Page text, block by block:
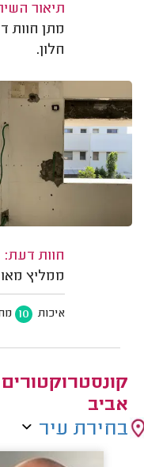
תיאור
מתן חוות
חלון.
חוות דעת:
ממליץ
איכות 10
אביב
בחירת עיר